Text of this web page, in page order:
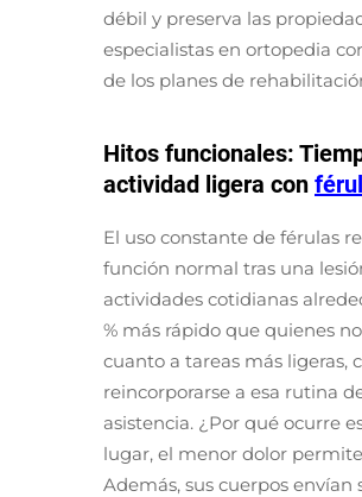
débil y preserva las
especialistas en ortopedia
de los planes de
Hitos funcionales:
actividad ligera con
El uso constante de férulas
función normal tras una
actividades cotidianas
% más rápido que quienes
cuanto a tareas más ligeras,
reincorporarse a esa rutina
asistencia. ¿Por qué ocurre
lugar, el menor dolor
Además, sus cuerpos